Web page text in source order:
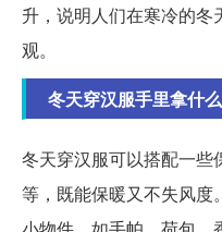
升，说明人们在寒冷的
观。
冬天穿汉服手里拿什
冬天穿汉服可以搭配一些
等，既能保暖又不失风度